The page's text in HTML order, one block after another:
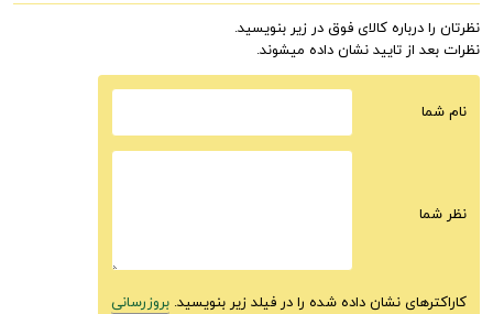
نظرتان را درباره کالای فوق در زیر بنویسید.
نظرات بعد از تایید نشان داده میشوند.
نام شما
نظر شما
کاراکترهای نشان داده شده را در فیلد زیر بنویسید. بروزرسانی